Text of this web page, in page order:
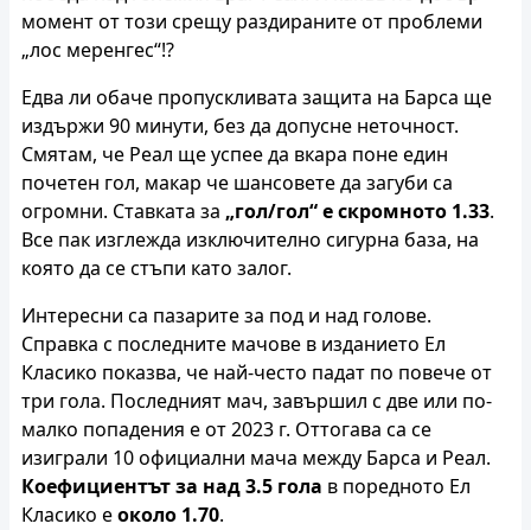
момент от този срещу раздираните от проблеми
„лос меренгес“!?
Едва ли обаче пропускливата защита на Барса ще
издържи 90 минути, без да допусне неточност.
Смятам, че Реал ще успее да вкара поне един
почетен гол, макар че шансовете да загуби са
огромни. Ставката за „гол/гол“ е скромното 1.33.
Все пак изглежда изключително сигурна база, на
която да се стъпи като залог.
Интересни са пазарите за под и над голове.
Справка с последните мачове в изданието Ел
Класико показва, че най-често падат по повече от
три гола. Последният мач, завършил с две или по-
малко попадения е от 2023 г. Оттогава са се
изиграли 10 официални мача между Барса и Реал.
Коефициентът за над 3.5 гола в поредното Ел
Класико еоколо 1.70.